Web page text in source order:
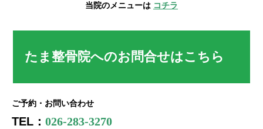
当院のメニューは コチラ
たま整骨院へのお問合せはこちら
ご予約・お問い合わせ
TEL： 026-283-3270